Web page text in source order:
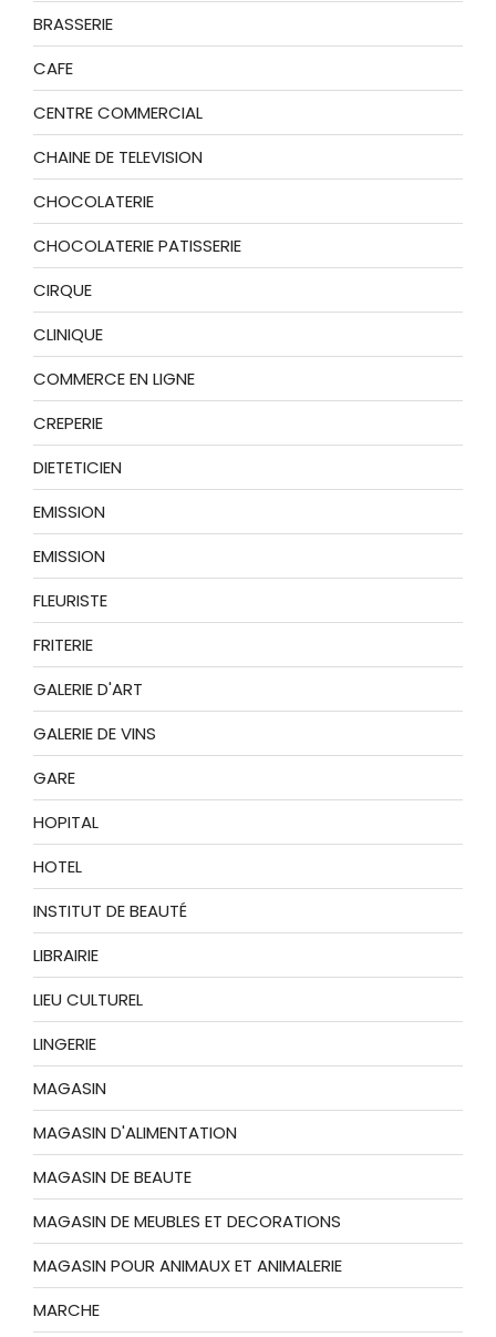
BRASSERIE
CAFE
CENTRE COMMERCIAL
CHAINE DE TELEVISION
CHOCOLATERIE
CHOCOLATERIE PATISSERIE
CIRQUE
CLINIQUE
COMMERCE EN LIGNE
CREPERIE
DIETETICIEN
EMISSION
EMISSION
FLEURISTE
FRITERIE
GALERIE D'ART
GALERIE DE VINS
GARE
HOPITAL
HOTEL
INSTITUT DE BEAUTÉ
LIBRAIRIE
LIEU CULTUREL
LINGERIE
MAGASIN
MAGASIN D'ALIMENTATION
MAGASIN DE BEAUTE
MAGASIN DE MEUBLES ET DECORATIONS
MAGASIN POUR ANIMAUX ET ANIMALERIE
MARCHE